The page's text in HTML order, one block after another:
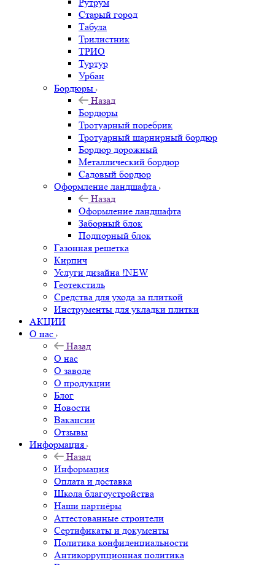
Старый город
Табула
Трилистник
ТРИО
Туртур
Урбан
Бордюры
Назад
Бордюры
Тротуарный поребрик
Тротуарный шарнирный бордюр
Бордюр дорожный
Металлический бордюр
Садовый бордюр
Оформление ландшафта
Назад
Оформление ландшафта
Заборный блок
Подпорный блок
Газонная решетка
Кирпич
Услуги дизайна !NEW
Геотекстиль
Средства для ухода за плиткой
Инструменты для укладки плитки
АКЦИИ
О нас
Назад
О нас
О заводе
О продукции
Блог
Новости
Вакансии
Отзывы
Информация
Назад
Информация
Оплата и доставка
Школа благоустройства
Наши партнёры
Аттестованные строители
Сертификаты и документы
Политика конфиденциальности
Антикоррупционная политика